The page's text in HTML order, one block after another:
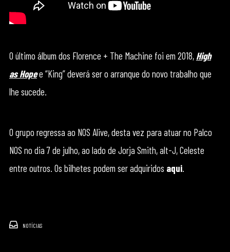
O último álbum dos Florence + The Machine foi em 2018, High
as Hopee “King” deverá ser o arranque do novo trabalho que
lhe sucede.
O grupo regressa ao NOS Alive, desta vez para atuar no Palco
NOS no dia 7 de julho, ao lado de Jorja Smith, alt-J, Celeste
entre outros. Os bilhetes podem ser adquiridos aqui.
NOTÍCIAS